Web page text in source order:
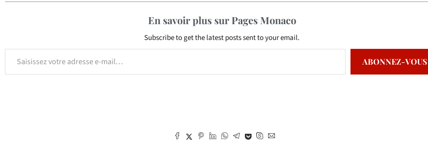
En savoir plus sur Pages Monaco
Subscribe to get the latest posts sent to your email.
ABONNEZ-VOUS